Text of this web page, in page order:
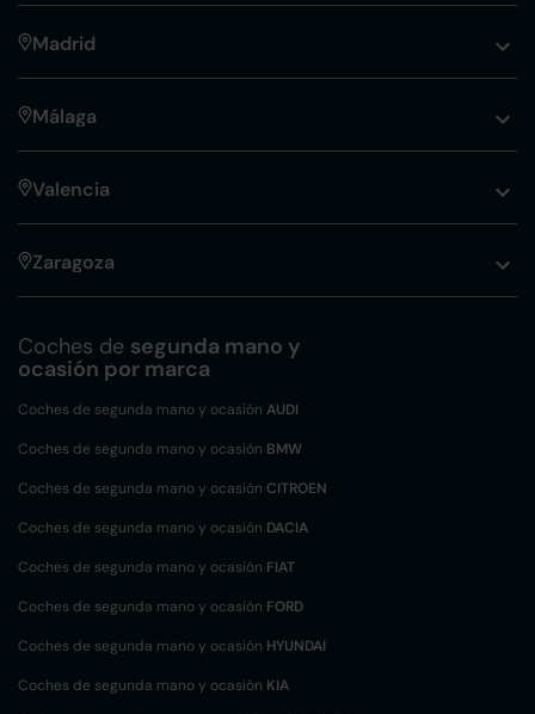
Madrid
Málaga
Valencia
Zaragoza
Coches de segunda mano y
ocasión por marca
Coches de segunda mano y ocasión AUDI
Coches de segunda mano y ocasión BMW
Coches de segunda mano y ocasión CITROEN
Coches de segunda mano y ocasión DACIA
Coches de segunda mano y ocasión FIAT
Coches de segunda mano y ocasión FORD
Coches de segunda mano y ocasión HYUNDAI
Coches de segunda mano y ocasión KIA